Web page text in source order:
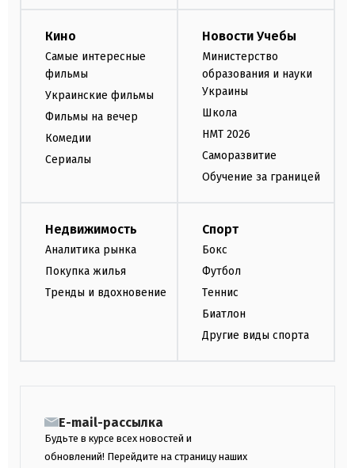
Кино
Самые интересные
фильмы
Украинские фильмы
Фильмы на вечер
Комедии
Сериалы
Новости Учебы
Министерство
образования и науки
Украины
Школа
НМТ 2026
Саморазвитие
Обучение за границей
Недвижимость
Аналитика рынка
Покупка жилья
Тренды и вдохновение
Спорт
Бокс
Футбол
Теннис
Биатлон
Другие виды спорта
E-mail-рассылка
Будьте в курсе всех новостей и
обновлений! Перейдите на страницу наших